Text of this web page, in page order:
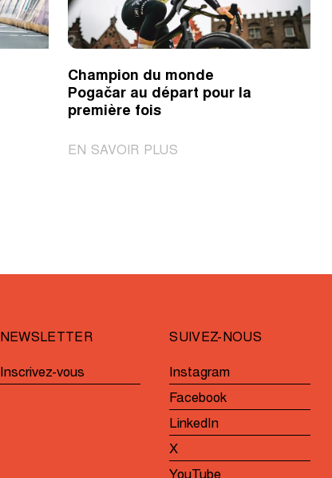
Champion du monde
Pogačar au départ pour la
première fois
EN SAVOIR PLUS
première
NEWSLETTER
Inscrivez-vous
SUIVEZ-NOUS
Instagram
Facebook
LinkedIn
X